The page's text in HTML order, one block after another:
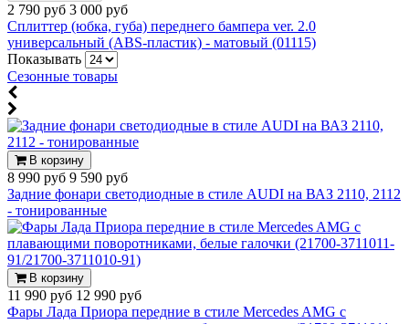
2 790 руб 3 000 руб
Сплиттер (юбка, губа) переднего бампера ver. 2.0
универсальный (ABS-пластик) - матовый (01115)
Показывать
Сезонные товары
В корзину
8 990 руб 9 590 руб
Задние фонари светодиодные в стиле AUDI на ВАЗ 2110, 2112
- тонированные
В корзину
11 990 руб 12 990 руб
Фары Лада Приора передние в стиле Mercedes AMG с